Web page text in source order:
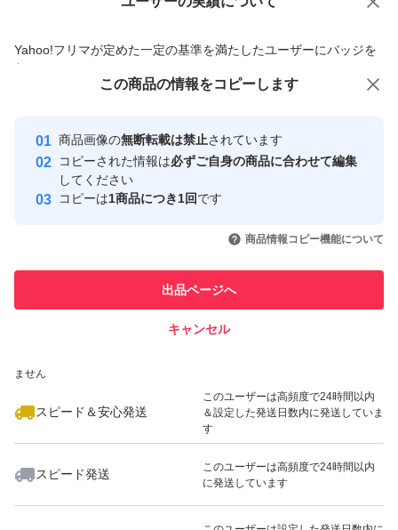
Yahoo!フリマが定めた一定の基準を満たしたユーザーにバッジを
付与しています
安心取引出品者
心・安全なユーザーです
取引実績
引を完了させた実績があります
での取引実績があります
ません
スピード＆安心発送
このユーザーは高頻度で24時間以内
＆設定した発送日数内に発送していま
す
スピード発送
このユーザーは高頻度で24時間以内
に発送しています
価格の相談 商品への質問
この商品の情報をコピーします
商品画像の無断転載は禁止されています
コピーされた情報は必ずご自身の商品に合わせて編集
してください
コピーは1商品につき1回です
商品情報コピー機能について
出品ページへ
キャンセル
この商品をみている人にオススメ
いいね！
3,480